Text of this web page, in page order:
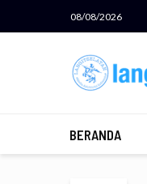
08/08/2026
BERANDA